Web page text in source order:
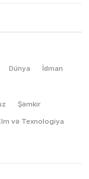
Dünya İdman
Şəmkir
və Texnologiya